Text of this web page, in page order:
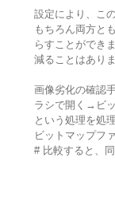
設定により、こ
もちろん両方と
らすことができ
減ることはありま
画像劣化の確認
ラシで開く→ビ
という処理を処
ビットマップフ
# 比較すると、